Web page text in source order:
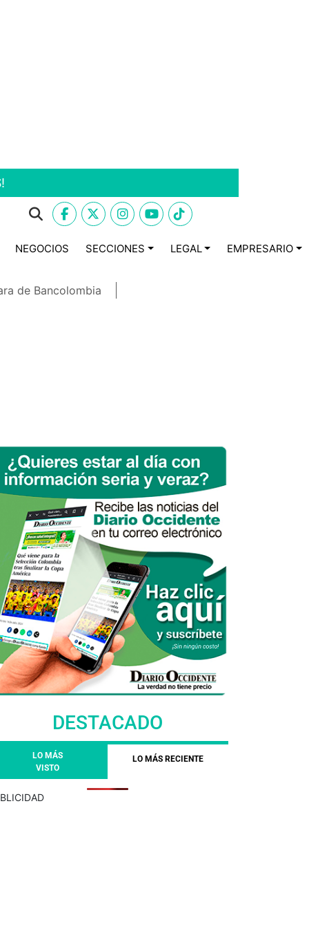
NEGOCIOS SECCIONES LEGAL EMPRESARIO
de Bancolombia
DESTACADO
LO MÁS
VISTO
LO MÁS RECIENTE